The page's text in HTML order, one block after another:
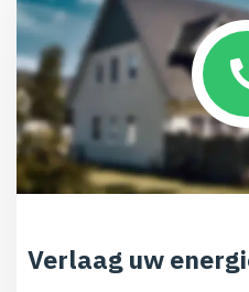
Verlaag uw